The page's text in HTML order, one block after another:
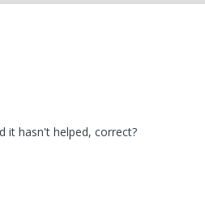
it hasn't helped, correct?